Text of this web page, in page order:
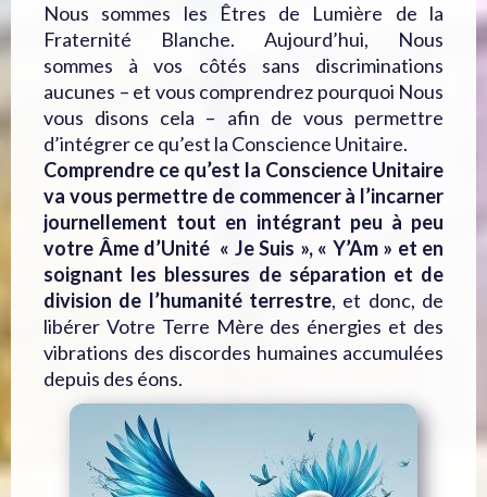
Nous sommes les Êtres de Lumière de la
Fraternité Blanche. Aujourd’hui, Nous
sommes à vos côtés sans discriminations
aucunes – et vous comprendrez pourquoi Nous
vous disons cela – afin de vous permettre
d’intégrer ce qu’est la Conscience Unitaire.
Comprendre ce qu’est la Conscience Unitaire
va vous permettre de commencer à l’incarner
journellement tout en intégrant peu à peu
votre Âme d’Unité « Je Suis », « Y’Am » et en
soignant les blessures de séparation et de
division de l’humanité terrestre, et donc, de
libérer Votre Terre Mère des énergies et des
vibrations des discordes humaines accumulées
depuis des éons.